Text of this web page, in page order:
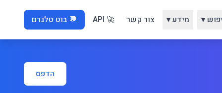
▾ מידע ▾ צור קשר 🚀 API 💬 בוט טלגרם
הדפס